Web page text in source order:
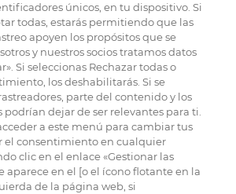
únicos, en tu dispositivo. Si
todas, estarás permitiendo que las
apoyen los propósitos que se
y nuestros socios tratamos datos
Si seleccionas Rechazar todas o
los deshabilitarás. Si se
parte del contenido y los
podrían dejar de ser relevantes para ti.
a este menú para cambiar tus
el consentimiento en cualquier
clic en el enlace «Gestionar las
aparece en el [o el ícono flotante en la
de la página web, si